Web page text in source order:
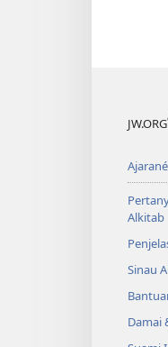
JW.ORG
Alkitab
Sinau
Damai